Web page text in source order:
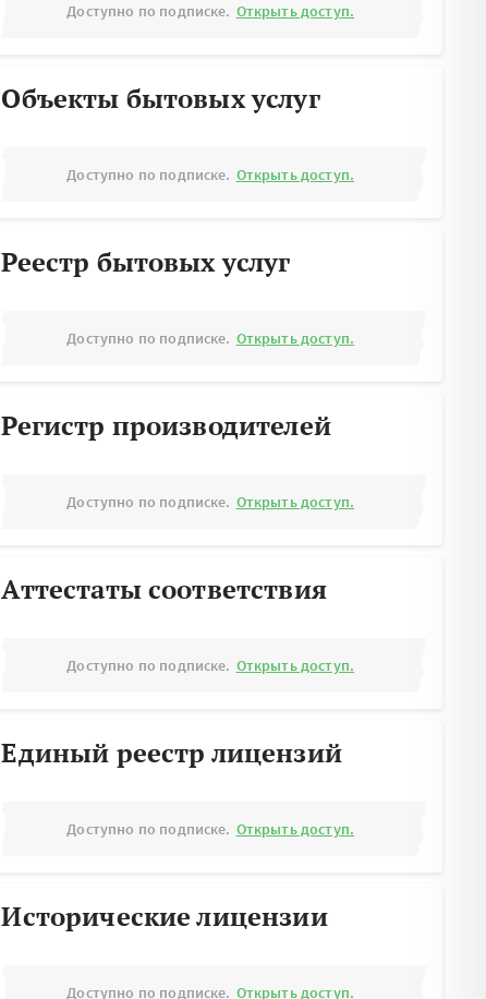
Доступно по подписке. Открыть доступ.
Объекты бытовых услуг
Доступно по подписке. Открыть доступ.
Реестр бытовых услуг
Доступно по подписке. Открыть доступ.
Регистр производителей
Доступно по подписке. Открыть доступ.
Аттестаты соответствия
Доступно по подписке. Открыть доступ.
Единый реестр лицензий
Доступно по подписке. Открыть доступ.
Исторические лицензии
Доступно по подписке. Открыть доступ.